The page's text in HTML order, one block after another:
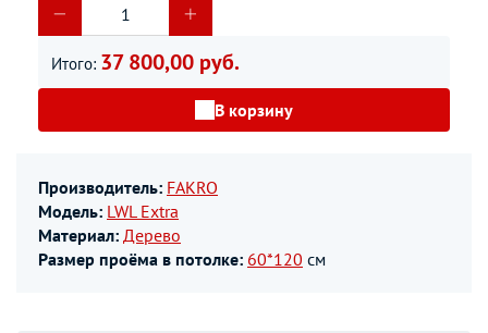
Итого: 37 800,00 руб.
В корзину
Производитель: FAKRO
Модель: LWL Extra
Материал: Дерево
Размер проёма в потолке: 60*120 см